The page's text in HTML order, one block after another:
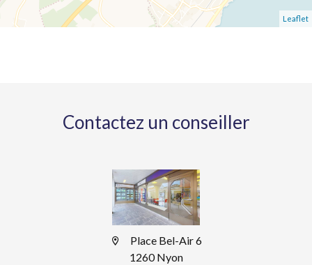
Leaflet
Contactez un conseiller
Place Bel-Air 6
1260 Nyon